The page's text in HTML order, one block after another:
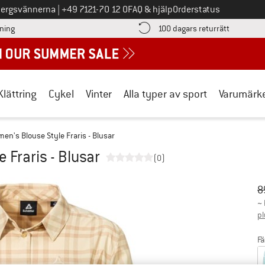
Ring oss på
+49 7121-70 12 0FAQ & hjälpOrderstatus
Hitta betalningsinformationen här! Öppnas i en inforuta
100 dagars returrätt Gå till
Cykel Vinter Alla typer av sport
Blouse Style Fraris - Blusar
Fraris - Blusar (0)
~